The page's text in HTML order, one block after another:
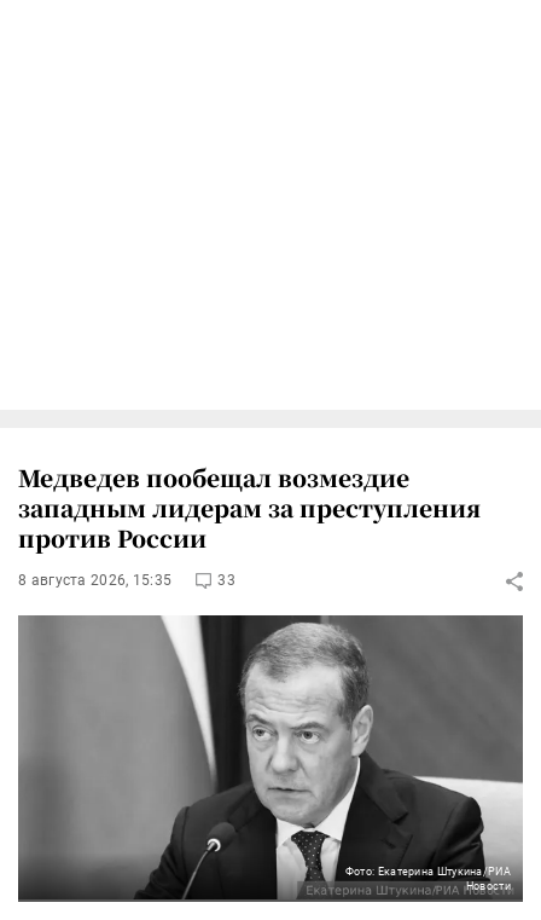
Медведев пообещал возмездие
западным лидерам за преступления
против России
8 августа 2026, 15:35 33
Фото: Екатерина Штукина/РИА
Новости